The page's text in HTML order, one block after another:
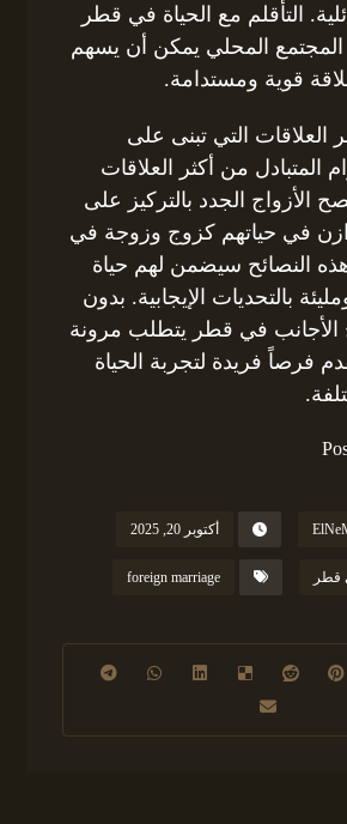
التأقلم مع الحياة في قطر
المجتمع المحلي يمكن أن يسهم
قوية ومستدامة.
العلاقات التي تبنى على
المتبادل من أكثر العلاقات
الأزواج الجدد بالتركيز على
في حياتهم كزوج وزوجة في
النصائح سيضمن لهم حياة
بالتحديات الإيجابية. بدون
في قطر يتطلب مرونة
فرصاً فريدة لتجربة الحياة
أكتوبر 20, 2025
قطر foreign marriage